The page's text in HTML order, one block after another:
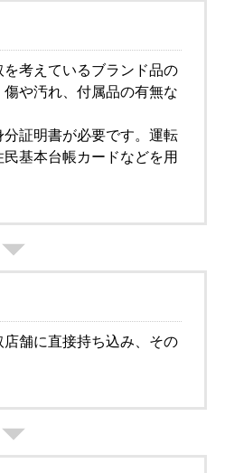
を考えているブランド品の
や汚れ、付属品の有無な
分証明書が必要です。運転
基本台帳カードなどを用
店舗に直接持ち込み、その